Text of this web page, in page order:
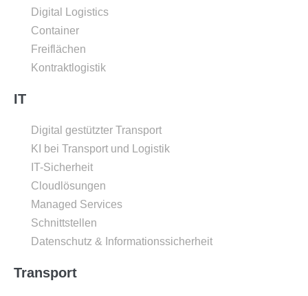
Digital Logistics
Container
Freiflächen
Kontraktlogistik
IT
Digital gestützter Transport
KI bei Transport und Logistik
IT-Sicherheit
Cloudlösungen
Managed Services
Schnittstellen
Datenschutz & Informationssicherheit
Transport